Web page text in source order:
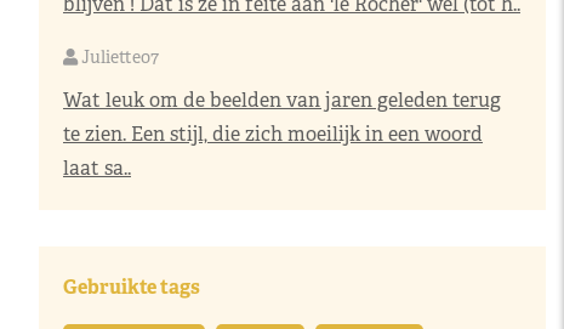
Juliette07
Wat leuk om de beelden van jaren geleden terug
te zien. Een stijl, die zich moeilijk in een woord
laat sa..
Gebruikte tags